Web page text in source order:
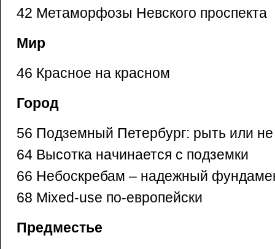
42 Метаморфозы Невского проспекта
Мир
46 Красное на красном
Город
56 Подземный Петербург: рыть или
64 Высотка начинается с подземки
66 Небоскребам – надежный
68 Mixed-use по-европейски
Предместье